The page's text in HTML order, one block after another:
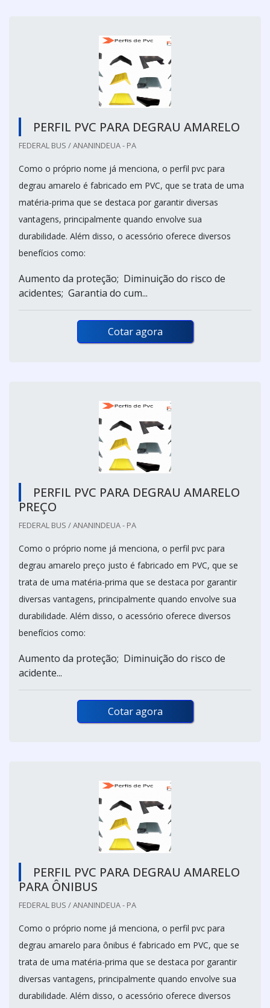
PERFIL PVC PARA DEGRAU AMARELO
FEDERAL BUS / ANANINDEUA - PA
Como o próprio nome já menciona, o perfil pvc para
degrau amarelo é fabricado em PVC, que se trata de uma
matéria-prima que se destaca por garantir diversas
vantagens, principalmente quando envolve sua
durabilidade. Além disso, o acessório oferece diversos
benefícios como:
Aumento da proteção; Diminuição do risco de
acidentes; Garantia do cum...
Cotar agora
PERFIL PVC PARA DEGRAU AMARELO
PREÇO
FEDERAL BUS / ANANINDEUA - PA
Como o próprio nome já menciona, o perfil pvc para
degrau amarelo preço justo é fabricado em PVC, que se
trata de uma matéria-prima que se destaca por garantir
diversas vantagens, principalmente quando envolve sua
durabilidade. Além disso, o acessório oferece diversos
benefícios como:
Aumento da proteção; Diminuição do risco de
acidente...
Cotar agora
PERFIL PVC PARA DEGRAU AMARELO
PARA ÔNIBUS
FEDERAL BUS / ANANINDEUA - PA
Como o próprio nome já menciona, o perfil pvc para
degrau amarelo para ônibus é fabricado em PVC, que se
trata de uma matéria-prima que se destaca por garantir
diversas vantagens, principalmente quando envolve sua
durabilidade. Além disso, o acessório oferece diversos